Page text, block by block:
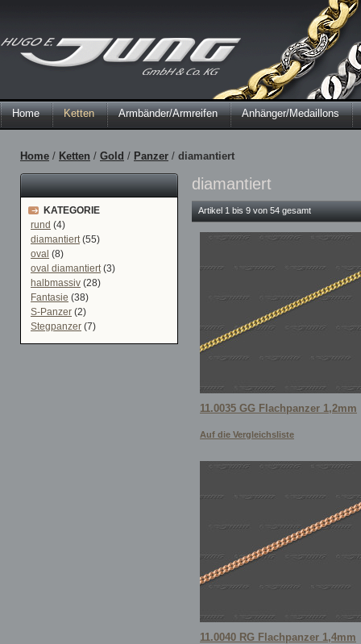
Home Ketten Armbänder/Armreifen Anhänger/Medaillons
Home / Ketten / Gold / Panzer / diamantiert
diamantiert
Artikel 1 bis 9 von 54 gesamt
11.0035 GG Flachpanzer 1,2mm
Auf die Vergleichsliste
11.0040 RG Flachpanzer 1,4mm
KATEGORIE
rund (4)
diamantiert(55)
oval (8)
oval diamantiert(3)
halbmassiv (28)
Fantasie (38)
S-Panzer (2)
Stegpanzer (7)